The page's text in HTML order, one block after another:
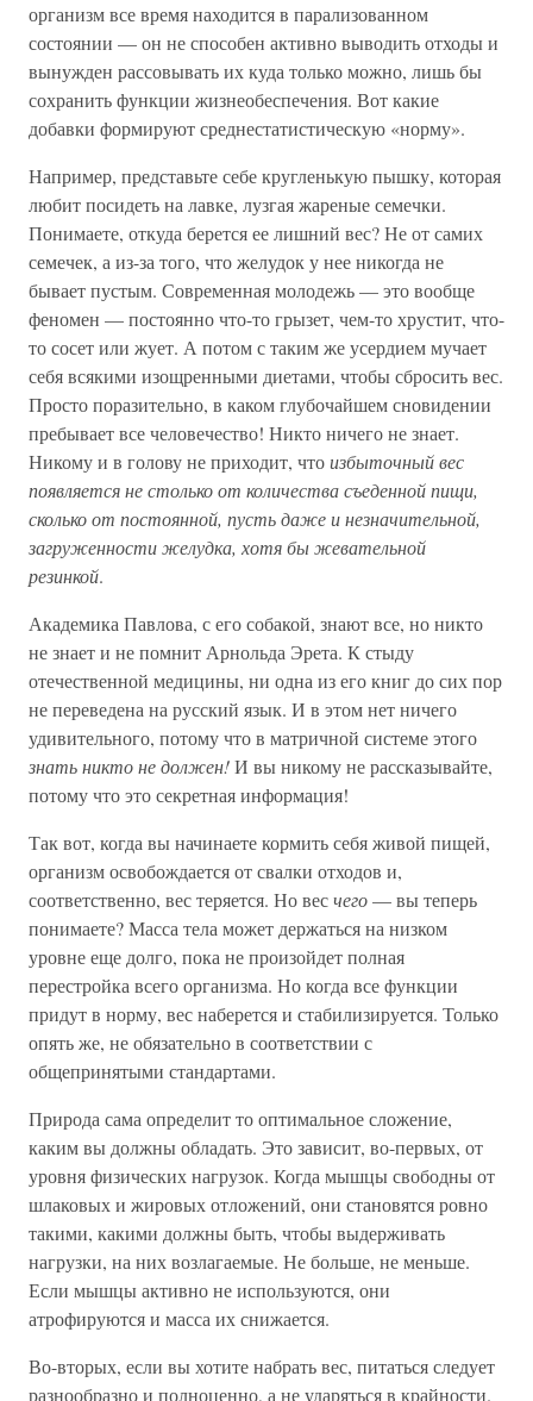
организм все время находится в парализованном
состоянии — он не способен активно выводить отходы и
вынужден рассовывать их куда только можно, лишь бы
сохранить функции жизнеобеспечения. Вот какие
добавки формируют среднестатистическую «норму».
Например, представьте себе кругленькую пышку, которая
любит посидеть на лавке, лузгая жареные семечки.
Понимаете, откуда берется ее лишний вес? Не от самих
семечек, а из-за того, что желудок у нее никогда не
бывает пустым. Современная молодежь — это вообще
феномен — постоянно что-то грызет, чем-то хрустит, что-
то сосет или жует. А потом с таким же усердием мучает
себя всякими изощренными диетами, чтобы сбросить вес.
Просто поразительно, в каком глубочайшем сновидении
пребывает все человечество! Никто ничего не знает.
Никому и в голову не приходит, чтоизбыточный вес
появляется не столько от количества съеденной пищи,
сколько от постоянной, пусть даже и незначительной,
загруженности желудка, хотя бы жевательной
резинкой.
Академика Павлова, с его собакой, знают все, но никто
не знает и не помнит Арнольда Эрета. К стыду
отечественной медицины, ни одна из его книг до сих пор
не переведена на русский язык. И в этом нет ничего
удивительного, потому что в матричной системе этого
знать никто не должен!И вы никому не рассказывайте,
потому что это секретная информация!
Так вот, когда вы начинаете кормить себя живой пищей,
организм освобождается от свалки отходов и,
соответственно, вес теряется. Но весчего— вы теперь
понимаете? Масса тела может держаться на низком
уровне еще долго, пока не произойдет полная
перестройка всего организма. Но когда все функции
придут в норму, вес наберется и стабилизируется. Только
опять же, не обязательно в соответствии с
общепринятыми стандартами.
Природа сама определит то оптимальное сложение,
каким вы должны обладать. Это зависит, во-первых, от
уровня физических нагрузок. Когда мышцы свободны от
шлаковых и жировых отложений, они становятся ровно
такими, какими должны быть, чтобы выдерживать
нагрузки, на них возлагаемые. Не больше, не меньше.
Если мышцы активно не используются, они
атрофируются и масса их снижается.
Во-вторых, если вы хотите набрать вес, питаться следует
разнообразно и полноценно, а не ударяться в крайности.